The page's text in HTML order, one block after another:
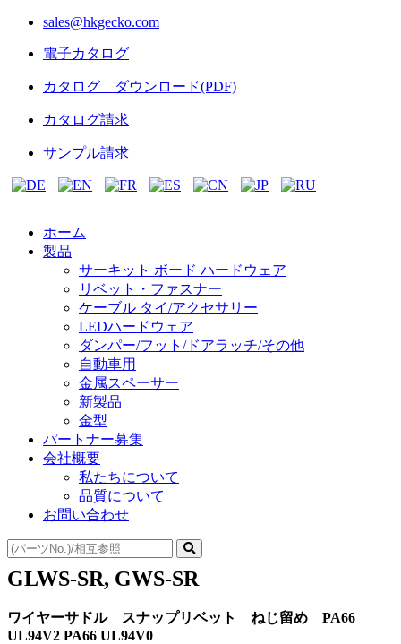
sales@hkgecko.com
電子カタログ
カタログ ダウンロード(PDF)
カタログ請求
サンプル請求
ホーム
製品
サーキット ボード ハードウェア
リベット・ファスナー
ケーブル タイ/アクセサリー
LEDハードウェア
ダンパー/フット/ドアラッチ/その他
自動車用
金属スペーサー
新製品
金型
パートナー募集
会社概要
私たちについて
品質について
お問い合わせ
GLWS-SR, GWS-SR
ワイヤーサドル スナップリベット ねじ留め PA66
UL94V2 PA66 UL94V0